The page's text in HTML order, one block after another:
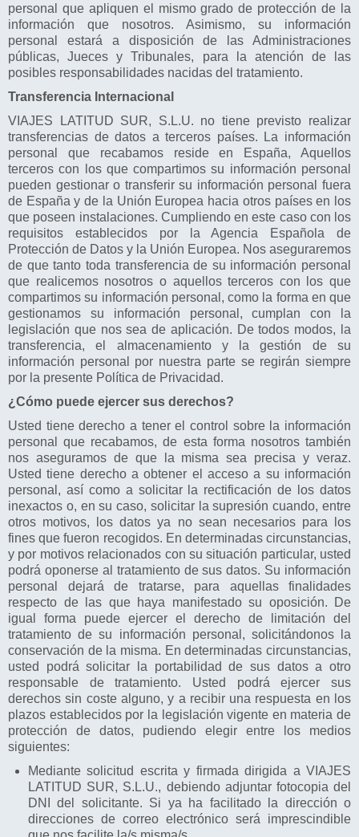
personal que apliquen el mismo grado de protección de la
información que nosotros. Asimismo, su información
personal estará a disposición de las Administraciones
públicas, Jueces y Tribunales, para la atención de las
posibles responsabilidades nacidas del tratamiento.
Transferencia Internacional
VIAJES LATITUD SUR, S.L.U. no tiene previsto realizar
transferencias de datos a terceros países. La información
personal que recabamos reside en España, Aquellos
terceros con los que compartimos su información personal
pueden gestionar o transferir su información personal fuera
de España y de la Unión Europea hacia otros países en los
que poseen instalaciones. Cumpliendo en este caso con los
requisitos establecidos por la Agencia Española de
Protección de Datos y la Unión Europea. Nos aseguraremos
de que tanto toda transferencia de su información personal
que realicemos nosotros o aquellos terceros con los que
compartimos su información personal, como la forma en que
gestionamos su información personal, cumplan con la
legislación que nos sea de aplicación. De todos modos, la
transferencia, el almacenamiento y la gestión de su
información personal por nuestra parte se regirán siempre
por la presente Política de Privacidad.
¿Cómo puede ejercer sus derechos?
Usted tiene derecho a tener el control sobre la información
personal que recabamos, de esta forma nosotros también
nos aseguramos de que la misma sea precisa y veraz.
Usted tiene derecho a obtener el acceso a su información
personal, así como a solicitar la rectificación de los datos
inexactos o, en su caso, solicitar la supresión cuando, entre
otros motivos, los datos ya no sean necesarios para los
fines que fueron recogidos. En determinadas circunstancias,
y por motivos relacionados con su situación particular, usted
podrá oponerse al tratamiento de sus datos. Su información
personal dejará de tratarse, para aquellas finalidades
respecto de las que haya manifestado su oposición. De
igual forma puede ejercer el derecho de limitación del
tratamiento de su información personal, solicitándonos la
conservación de la misma. En determinadas circunstancias,
usted podrá solicitar la portabilidad de sus datos a otro
responsable de tratamiento. Usted podrá ejercer sus
derechos sin coste alguno, y a recibir una respuesta en los
plazos establecidos por la legislación vigente en materia de
protección de datos, pudiendo elegir entre los medios
siguientes:
Mediante solicitud escrita y firmada dirigida a VIAJES
LATITUD SUR, S.L.U., debiendo adjuntar fotocopia del
DNI del solicitante. Si ya ha facilitado la dirección o
direcciones de correo electrónico será imprescindible